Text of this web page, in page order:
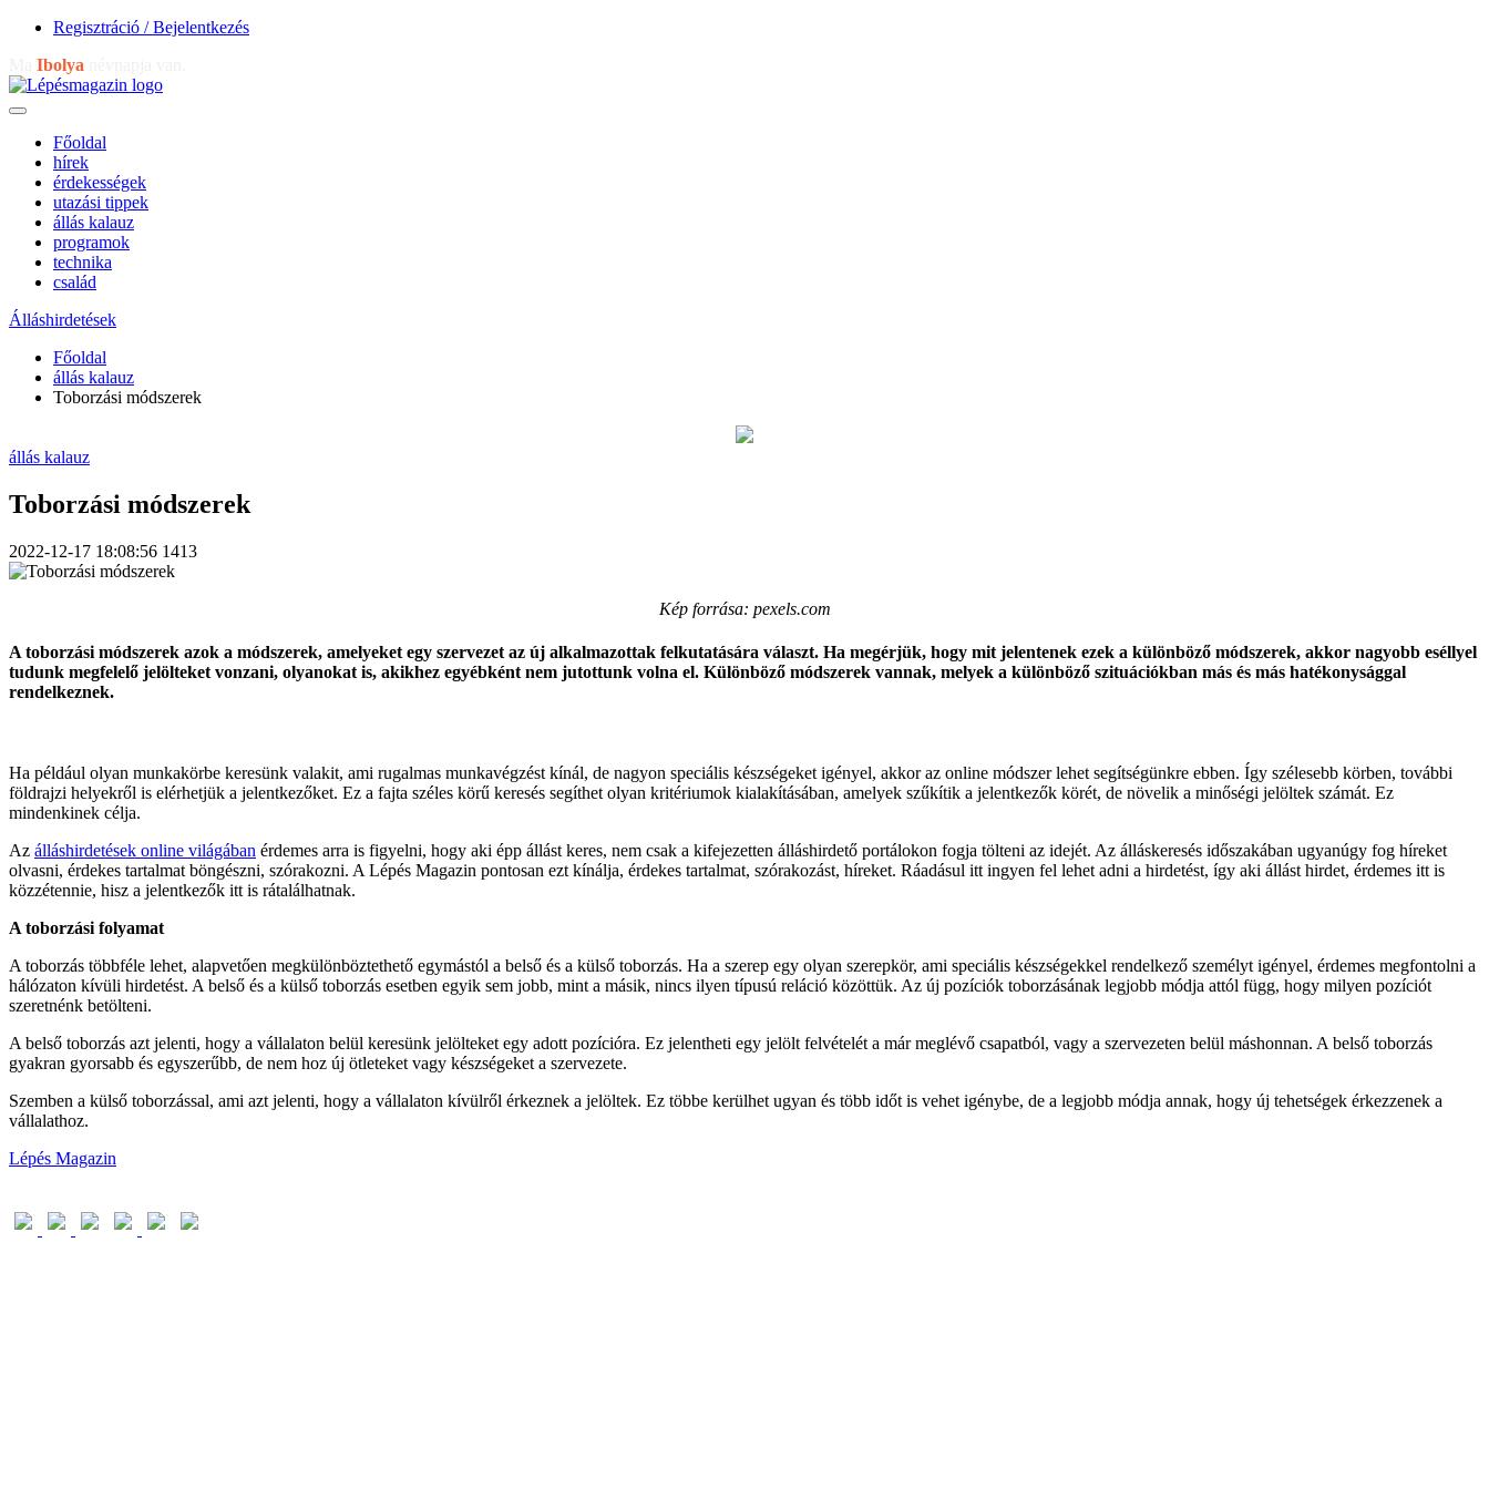
Regisztráció / Bejelentkezés
Ibolya
Főoldal
hírek
érdekességek
utazási tippek
állás kalauz
programok
technika
család
Álláshirdetések
Főoldal
állás kalauz
Toborzási módszerek
állás kalauz
Toborzási módszerek
2022-12-17 18:08:56 1413
Kép forrása: pexels.com
A toborzási módszerek azok a módszerek, amelyeket egy szervezet az új alkalmazottak felkutatására választ. Ha megérjük, hogy mit jelentenek ezek a különböző módszerek, akkor nagyobb eséllyel
tudunk megfelelő jelölteket vonzani, olyanokat is, akikhez egyébként nem jutottunk volna el. Különböző módszerek vannak, melyek a különböző szituációkban más és más hatékonysággal
rendelkeznek.
Ha például olyan munkakörbe keresünk valakit, ami rugalmas munkavégzést kínál, de nagyon speciális készségeket igényel, akkor az online módszer lehet segítségünkre ebben. Így szélesebb körben, további
földrajzi helyekről is elérhetjük a jelentkezőket. Ez a fajta széles körű keresés segíthet olyan kritériumok kialakításában, amelyek szűkítik a jelentkezők körét, de növelik a minőségi jelöltek számát. Ez
mindenkinek célja.
Az álláshirdetések online világában érdemes arra is figyelni, hogy aki épp állást keres, nem csak a kifejezetten álláshirdető portálokon fogja tölteni az idejét. Az álláskeresés időszakában ugyanúgy fog híreket
olvasni, érdekes tartalmat böngészni, szórakozni. A Lépés Magazin pontosan ezt kínálja, érdekes tartalmat, szórakozást, híreket. Ráadásul itt ingyen fel lehet adni a hirdetést, így aki állást hirdet, érdemes itt is
közzétennie, hisz a jelentkezők itt is rátalálhatnak.
A toborzási folyamat
A toborzás többféle lehet, alapvetően megkülönböztethető egymástól a belső és a külső toborzás. Ha a szerep egy olyan szerepkör, ami speciális készségekkel rendelkező személyt igényel, érdemes megfontolni a
hálózaton kívüli hirdetést. A belső és a külső toborzás esetben egyik sem jobb, mint a másik, nincs ilyen típusú reláció közöttük. Az új pozíciók toborzásának legjobb módja attól függ, hogy milyen pozíciót
szeretnénk betölteni.
A belső toborzás azt jelenti, hogy a vállalaton belül keresünk jelölteket egy adott pozícióra. Ez jelentheti egy jelölt felvételét a már meglévő csapatból, vagy a szervezeten belül máshonnan. A belső toborzás
gyakran gyorsabb és egyszerűbb, de nem hoz új ötleteket vagy készségeket a szervezete.
Szemben a külső toborzással, ami azt jelenti, hogy a vállalaton kívülről érkeznek a jelöltek. Ez többe kerülhet ugyan és több időt is vehet igénybe, de a legjobb módja annak, hogy új tehetségek érkezzenek a
vállalathoz.
Lépés Magazin